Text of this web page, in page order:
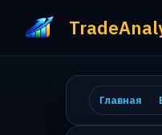
Главная